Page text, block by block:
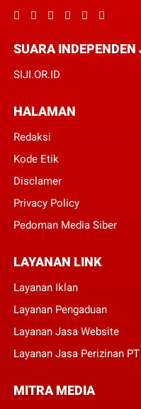
SUARA
SIJI.OR.ID
HALAMAN
Redaksi
Kode Etik
Disclamer
Privacy Policy
Pedoman Media Siber
LAYANAN LINK
Layanan Iklan
Layanan Pengaduan
Layanan Jasa Website
Layanan Jasa Perizinan
MITRA MEDIA